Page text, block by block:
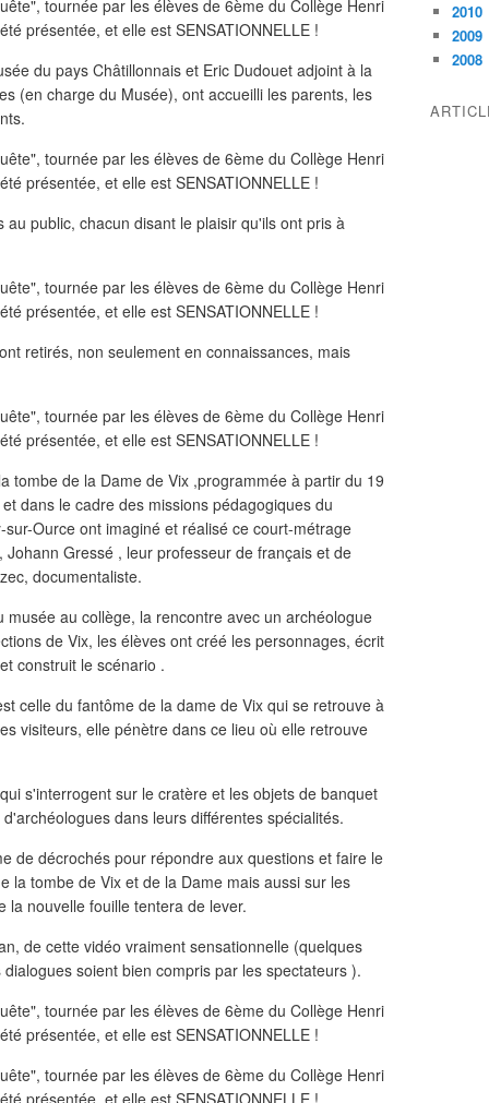
du pays Châtillonnais et Eric Dudouet adjoint à la
(en charge du Musée), ont accueilli les parents, les
public, chacun disant le plaisir qu'ils ont pris à
retirés, non seulement en connaissances, mais
tombe de la Dame de Vix ,programmée à partir du 19
dans le cadre des missions pédagogiques du
Ource ont imaginé et réalisé ce court-métrage
Johann Gressé , leur professeur de français et de
documentaliste.
au collège, la rencontre avec un archéologue
de Vix, les élèves ont créé les personnages, écrit
construit le scénario .
celle du fantôme de la dame de Vix qui se retrouve à
visiteurs, elle pénètre dans ce lieu où elle retrouve
s'interrogent sur le cratère et les objets de banquet
dans leurs différentes spécialités.
de décrochés pour répondre aux questions et faire le
la tombe de Vix et de la Dame mais aussi sur les
nouvelle fouille tentera de lever.
de cette vidéo vraiment sensationnelle (quelques
soient bien compris par les spectateurs ).
2010
2009
2008